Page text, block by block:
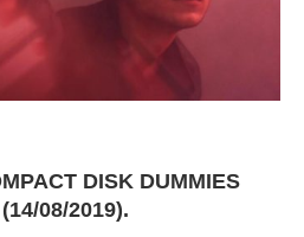
DISK DUMMIES
08/2019).